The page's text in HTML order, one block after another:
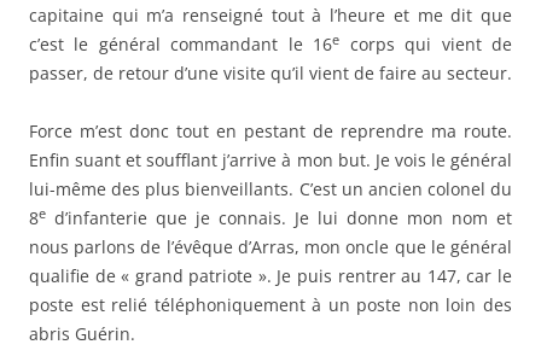
capitaine qui m’a renseigné tout à l’heure et me dit que
c’est le général commandant le 16e
corps qui vient de
passer, de retour d’une visite qu’il vient de faire au secteur.
Force m’est donc tout en pestant de reprendre ma route.
Enfin suant et soufflant j’arrive à mon but. Je vois le général
lui-même des plus bienveillants. C’est un ancien colonel du
8e d’infanterie que je connais. Je lui donne mon nom et
nous parlons de l’évêque d’Arras, mon oncle que le général
qualifie de « grand patriote ». Je puis rentrer au 147, car le
poste est relié téléphoniquement à un poste non loin des
abris Guérin.